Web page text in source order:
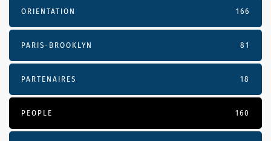
ORIENTATION 166
PARIS-BROOKLYN 81
PARTENAIRES 18
PEOPLE 160